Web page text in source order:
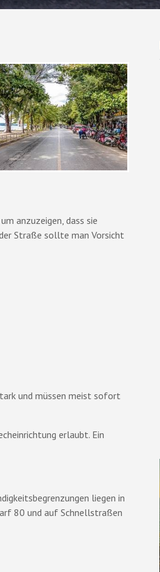
anzuzeigen, dass sie
Straße sollte man Vorsicht
und müssen meist sofort
erlaubt. Ein
liegen in
80 und auf Schnellstraßen